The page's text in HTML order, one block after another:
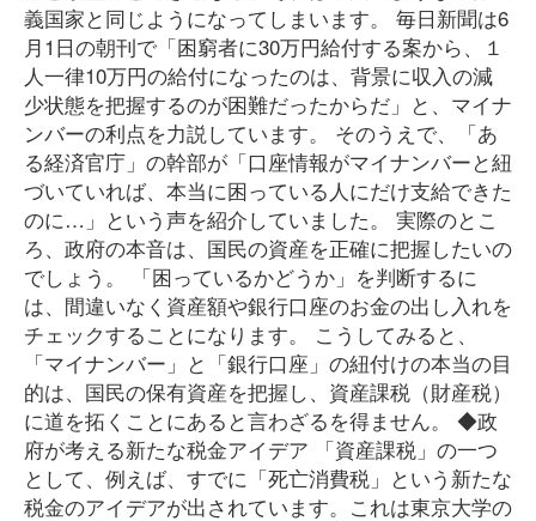
義国家と同じようになってしまいます。 毎日新聞は6
月1日の朝刊で「困窮者に30万円給付する案から、１
人一律10万円の給付になったのは、背景に収入の減
少状態を把握するのが困難だったからだ」と、マイナ
ンバーの利点を力説しています。 そのうえで、「あ
る経済官庁」の幹部が「口座情報がマイナンバーと紐
づいていれば、本当に困っている人にだけ支給できた
のに…」という声を紹介していました。 実際のとこ
ろ、政府の本音は、国民の資産を正確に把握したいの
でしょう。 「困っているかどうか」を判断するに
は、間違いなく資産額や銀行口座のお金の出し入れを
チェックすることになります。 こうしてみると、
「マイナンバー」と「銀行口座」の紐付けの本当の目
的は、国民の保有資産を把握し、資産課税（財産税）
に道を拓くことにあると言わざるを得ません。 ◆政
府が考える新たな税金アイデア 「資産課税」の一つ
として、例えば、すでに「死亡消費税」という新たな
税金のアイデアが出されています。これは東京大学の